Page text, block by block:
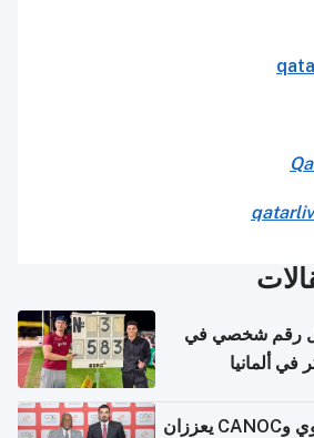
رقم شخصي في
المجلس الأولمبي الآسيوي وCANOC يعززان